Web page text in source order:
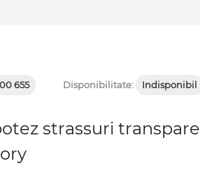
655 Disponibilitate: Indisponibil
strassuri